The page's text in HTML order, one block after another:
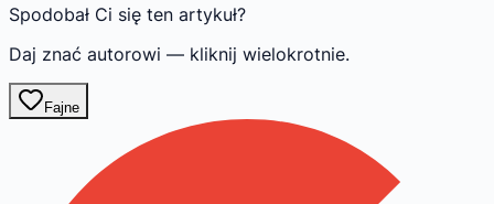
Spodobał Ci się ten artykuł?
Daj znać autorowi — kliknij wielokrotnie.
Fajne